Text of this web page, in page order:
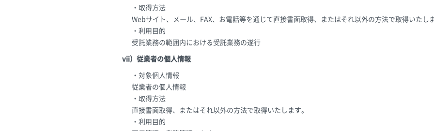
・取得方法
Webサイト、メール、FAX、お電話等を通じて直接書面取得、またはそれ以外の方法で取得いたし
・利用目的
受託業務の範囲内における受託業務の遂行
vii）従業者の個人情報
・対象個人情報
従業者の個人情報
・取得方法
直接書面取得、またはそれ以外の方法で取得いたします。
・利用目的